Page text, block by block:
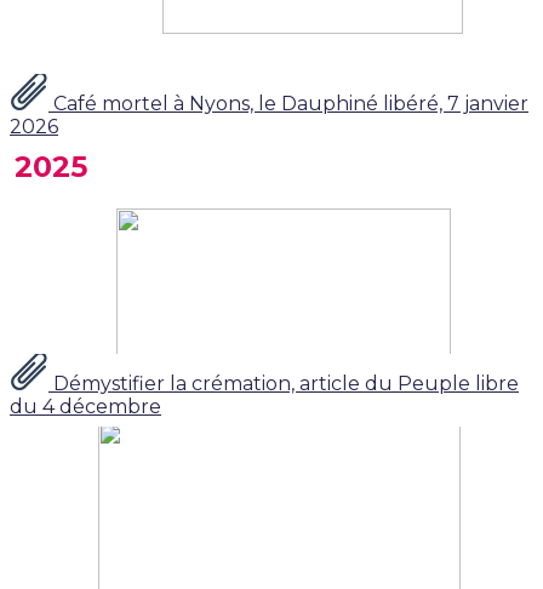
Café mortel à Nyons, le Dauphiné libéré, 7 janvier
2026
2025
Démystifier la crémation, article du Peuple libre
du 4 décembre